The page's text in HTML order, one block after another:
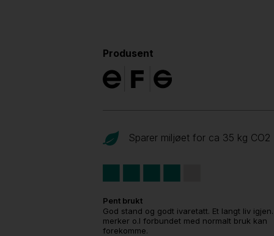
Produsent
Sparer miljøet for ca 35 kg CO2
Pent brukt
God stand og godt ivaretatt. Et langt liv
merker o.l forbundet med normalt bruk kan
forekomme.